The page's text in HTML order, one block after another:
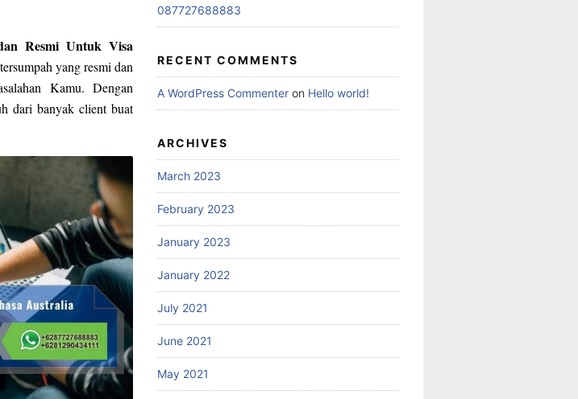
Resmi Untuk Visa
yang resmi dan
Kamu. Dengan
dari banyak client buat
087727688883
RECENT COMMENTS
A WordPress Commenter on Hello world!
ARCHIVES
March 2023
February 2023
January 2023
January 2022
July 2021
June 2021
May 2021